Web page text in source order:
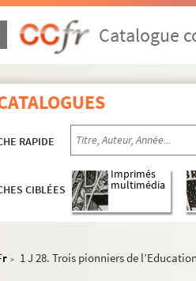
Catalogue
RAPIDE
CIBLÉES
Imprimés
multimédia
> 1 J 28. Trois pionniers de